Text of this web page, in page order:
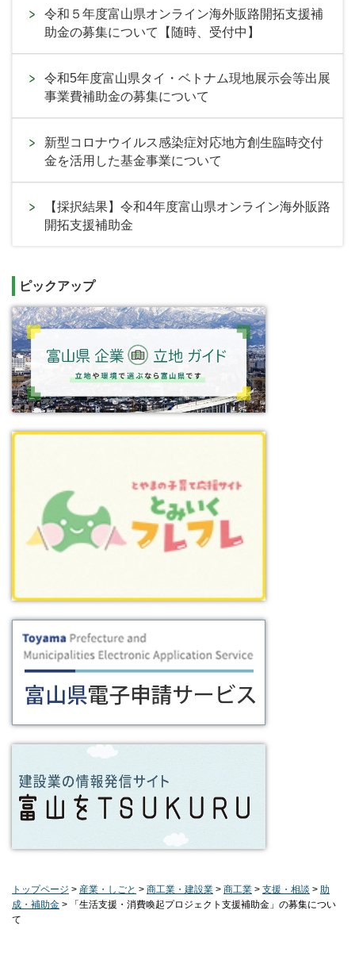
令和５年度富山県オンライン海外販路開拓支援補
助金の募集について【随時、受付中】
令和5年度富山県タイ・ベトナム現地展示会等出展
事業費補助金の募集について
新型コロナウイルス感染症対応地方創生臨時交付
金を活用した基金事業について
【採択結果】令和4年度富山県オンライン海外販路
開拓支援補助金
ピックアップ
トップページ > 産業・しごと > 商工業・建設業 > 商工業 > 支援・相談 > 助
成・補助金 > 「生活支援・消費喚起プロジェクト支援補助金」の募集につい
て